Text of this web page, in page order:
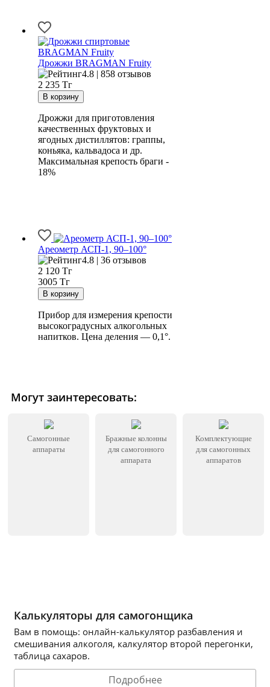
Дрожжи BRAGMAN Fruity
4.8 | 858 отзывов
2 235 Тг
Дрожжи для приготовления
качественных фруктовых и
ягодных дистиллятов: граппы,
коньяка, кальвадоса и др.
Максимальная крепость браги -
18%
Ареометр АСП-1, 90–100°
4.8 | 36 отзывов
2 120 Тг
3005 Тг
Прибор для измерения крепости
высокоградусных алкогольных
напитков. Цена деления — 0,1°.
Могут заинтересовать:
Самогонные
аппараты
Бражные колонны
для самогонного
аппарата
Комплектующие
для самогонных
аппаратов
Калькуляторы для самогонщика
Вам в помощь: онлайн-калькулятор разбавления и
смешивания алкоголя, калкулятор второй перегонки,
таблица сахаров.
Подробнее